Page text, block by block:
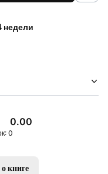
0.00
0
книге